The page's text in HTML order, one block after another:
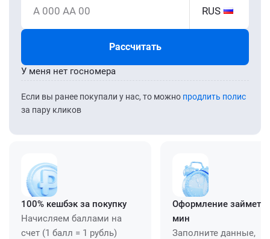
А 000 АА 00 RUS
Рассчитать
Если вы ранее покупали у нас, то можно продлить полис
за пару кликов
У меня нет госномера
100% кешбэк за покупку
Начисляем баллами на
счет (1 балл = 1 рубль)
Оформление займет
мин
Заполните данные,